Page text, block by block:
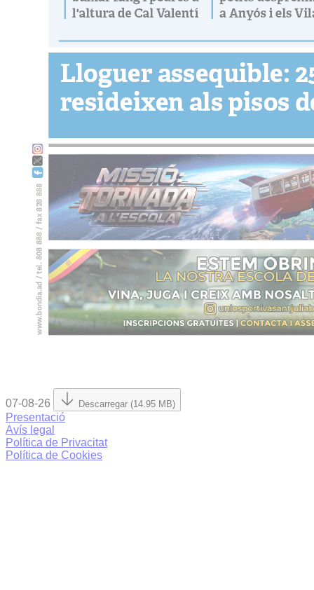
07-08-26 Descarregar (14.95 MB)
Presentació
Avís legal
Política de Privacitat
Política de Cookies